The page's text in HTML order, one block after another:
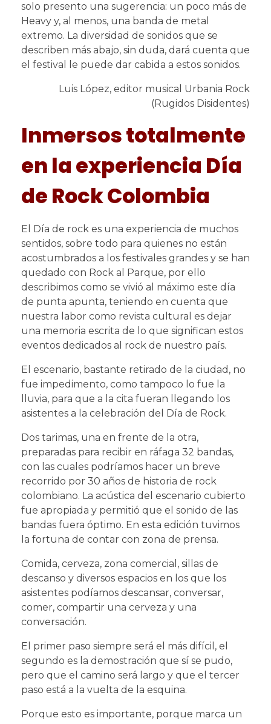
solo presento una sugerencia: un poco más de
Heavy y, al menos, una banda de metal
extremo. La diversidad de sonidos que se
describen más abajo, sin duda, dará cuenta que
el festival le puede dar cabida a estos sonidos.
Luis López, editor musical Urbania Rock
(Rugidos Disidentes)
Inmersos totalmente
en la experiencia Día
de Rock Colombia
El Día de rock es una experiencia de muchos
sentidos, sobre todo para quienes no están
acostumbrados a los festivales grandes y se han
quedado con Rock al Parque, por ello
describimos como se vivió al máximo este día
de punta apunta, teniendo en cuenta que
nuestra labor como revista cultural es dejar
una memoria escrita de lo que significan estos
eventos dedicados al rock de nuestro país.
El escenario, bastante retirado de la ciudad, no
fue impedimento, como tampoco lo fue la
lluvia, para que a la cita fueran llegando los
asistentes a la celebración del Día de Rock.
Dos tarimas, una en frente de la otra,
preparadas para recibir en ráfaga 32 bandas,
con las cuales podríamos hacer un breve
recorrido por 30 años de historia de rock
colombiano. La acústica del escenario cubierto
fue apropiada y permitió que el sonido de las
bandas fuera óptimo. En esta edición tuvimos
la fortuna de contar con zona de prensa.
Comida, cerveza, zona comercial, sillas de
descanso y diversos espacios en los que los
asistentes podíamos descansar, conversar,
comer, compartir una cerveza y una
conversación.
El primer paso siempre será el más difícil, el
segundo es la demostración que sí se pudo,
pero que el camino será largo y que el tercer
paso está a la vuelta de la esquina.
Porque esto es importante, porque marca un